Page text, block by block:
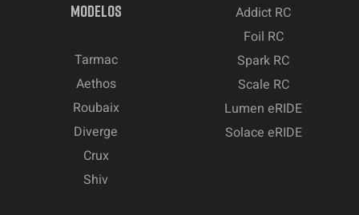
MODELOS
Tarmac
Aethos
Roubaix
Diverge
Crux
Shiv
Addict RC
Foil RC
Spark RC
Scale RC
Lumen eRIDE
Solace eRIDE